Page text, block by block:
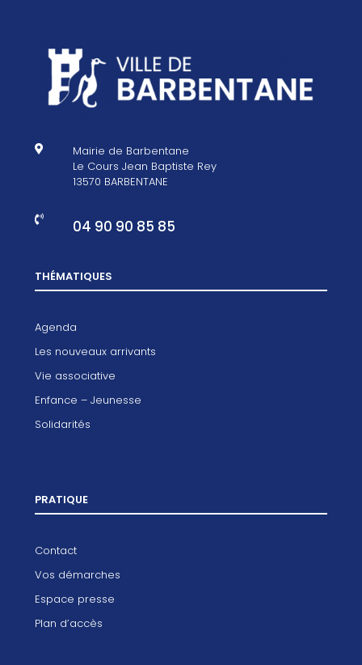

Mairie de Barbentane
Le Cours Jean Baptiste Rey
13570 BARBENTANE
 04 90 90 85 85
THÉMATIQUES
Agenda
Les nouveaux arrivants
Vie associative
Enfance – Jeunesse
Solidarités
PRATIQUE
Contact
Vos démarches
Espace presse
Plan d’accès